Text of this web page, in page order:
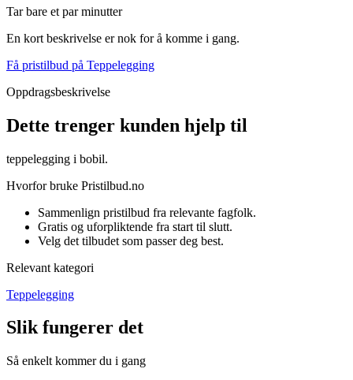
Tar bare et par minutter
En kort beskrivelse er nok for å komme i gang.
Få pristilbud på Teppelegging
Oppdragsbeskrivelse
Dette trenger kunden hjelp til
teppelegging i bobil.
Hvorfor bruke Pristilbud.no
Sammenlign pristilbud fra relevante fagfolk.
Gratis og uforpliktende fra start til slutt.
Velg det tilbudet som passer deg best.
Relevant kategori
Teppelegging
Slik fungerer det
Så enkelt kommer du i gang